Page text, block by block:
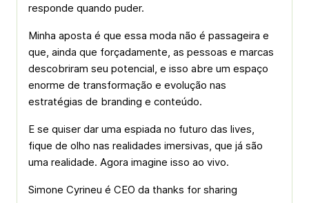
responde quando puder.
Minha aposta é que essa moda não é passageira e
que, ainda que forçadamente, as pessoas e marcas
descobriram seu potencial, e isso abre um espaço
enorme de transformação e evolução nas
estratégias de branding e conteúdo.
E se quiser dar uma espiada no futuro das lives,
fique de olho nas realidades imersivas, que já são
uma realidade. Agora imagine isso ao vivo.
Simone Cyrineu é CEO da thanks for sharing